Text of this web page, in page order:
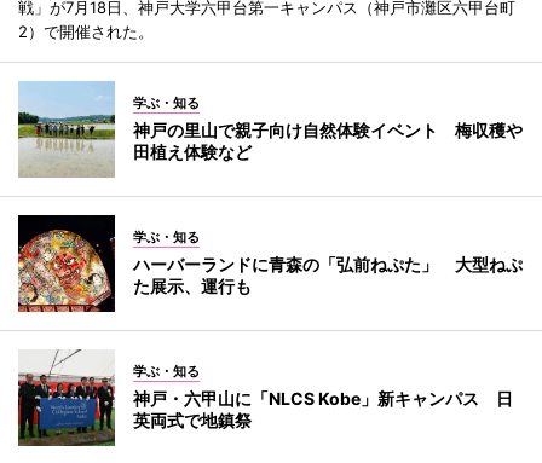
戦」が7月18日、神戸大学六甲台第一キャンパス（神戸市灘区六甲台町
2）で開催された。
学ぶ・知る
神戸の里山で親子向け自然体験イベント 梅収穫や
田植え体験など
学ぶ・知る
ハーバーランドに青森の「弘前ねぷた」 大型ねぷ
た展示、運行も
学ぶ・知る
神戸・六甲山に「NLCS Kobe」新キャンパス 日
英両式で地鎮祭